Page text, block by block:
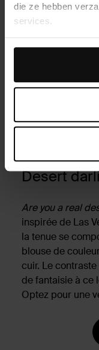
die ze hebben
services.
Daarnaast werken
meetdoeleinden.
persoonsgegevens
Desert
Are you a real
inspirée de Las
la tenue se
blouse de
cuir. Le
de fantaisie à ce
Optez pour une